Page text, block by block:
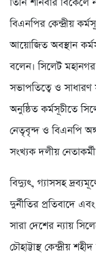
বিএনপির কেন্দ্রীয়
আয়োজিত অবস্থান
বলেন। সিলেট
সভাপতিত্বে ও
অনুষ্ঠিত কর্মসূচীতে
নেতৃবৃন্দ ও বিএনপি
সংখ্যক দলীয়
বিদ্যুৎ, গ্যাসসহ
দুর্নীতির প্রতিবাদে
সারা দেশের ন্যায়
চৌহাট্টাস্থ কেন্দ্রীয়